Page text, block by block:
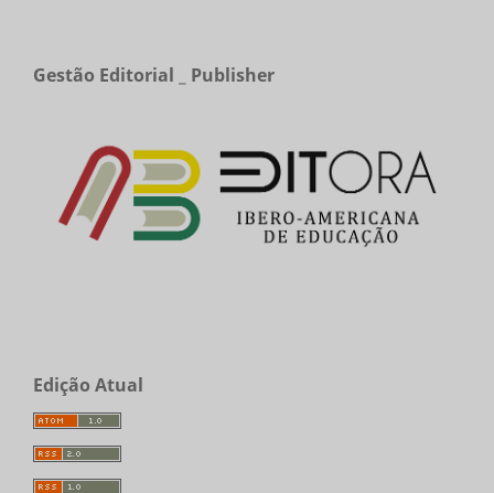
Gestão Editorial _ Publisher
Edição Atual